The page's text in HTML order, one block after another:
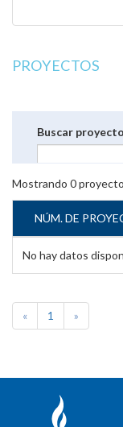
PROYECTOS
Buscar proyecto
Mostrando 0
NÚM. DE
No hay datos
« 1 »